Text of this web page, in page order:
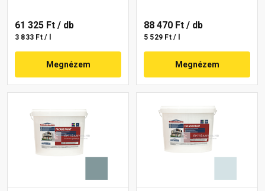
61 325 Ft / db
3 833 Ft / l
Megnézem
88 470 Ft / db
5 529 Ft / l
Megnézem